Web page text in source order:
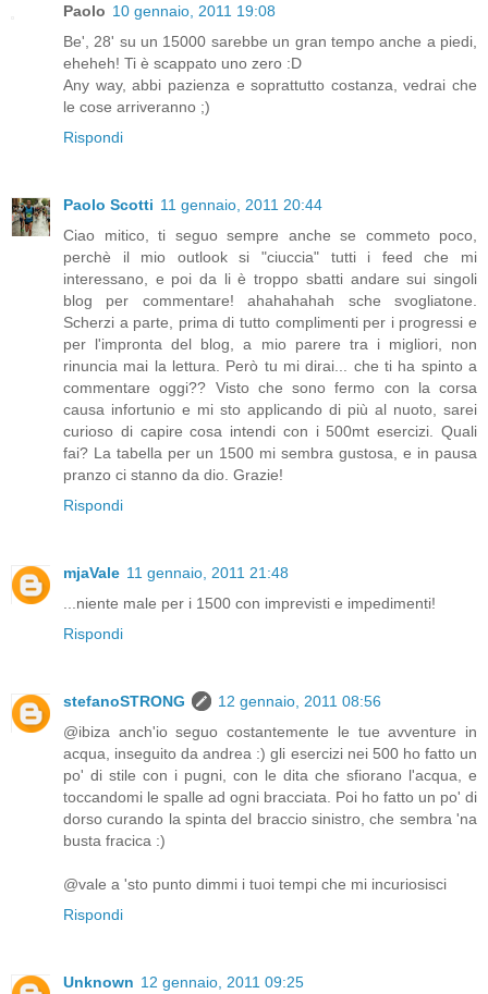
Paolo 10 gennaio, 2011 19:08
Be', 28' su un 15000 sarebbe un gran tempo anche a piedi,
eheheh! Ti è scappato uno zero :D
Any way, abbi pazienza e soprattutto costanza, vedrai che
le cose arriveranno ;)
Rispondi
Paolo Scotti 11 gennaio, 2011 20:44
Ciao mitico, ti seguo sempre anche se commeto poco,
perchè il mio outlook si "ciuccia" tutti i feed che mi
interessano, e poi da li è troppo sbatti andare sui singoli
blog per commentare! ahahahahah sche svogliatone.
Scherzi a parte, prima di tutto complimenti per i progressi e
per l'impronta del blog, a mio parere tra i migliori, non
rinuncia mai la lettura. Però tu mi dirai... che ti ha spinto a
commentare oggi?? Visto che sono fermo con la corsa
causa infortunio e mi sto applicando di più al nuoto, sarei
curioso di capire cosa intendi con i 500mt esercizi. Quali
fai? La tabella per un 1500 mi sembra gustosa, e in pausa
pranzo ci stanno da dio. Grazie!
Rispondi
mjaVale 11 gennaio, 2011 21:48
...niente male per i 1500 con imprevisti e impedimenti!
Rispondi
stefanoSTRONG
12 gennaio, 2011 08:56
@ibiza anch'io seguo costantemente le tue avventure in
acqua, inseguito da andrea :) gli esercizi nei 500 ho fatto un
po' di stile con i pugni, con le dita che sfiorano l'acqua, e
toccandomi le spalle ad ogni bracciata. Poi ho fatto un po' di
dorso curando la spinta del braccio sinistro, che sembra 'na
busta fracica :)
@vale a 'sto punto dimmi i tuoi tempi che mi incuriosisci
Rispondi
Unknown 12 gennaio, 2011 09:25